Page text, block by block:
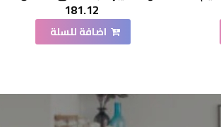
181.12
اضافة للسلة